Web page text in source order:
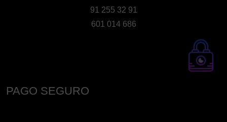
91 255 32 91
601 014 686
PAGO SEGURO